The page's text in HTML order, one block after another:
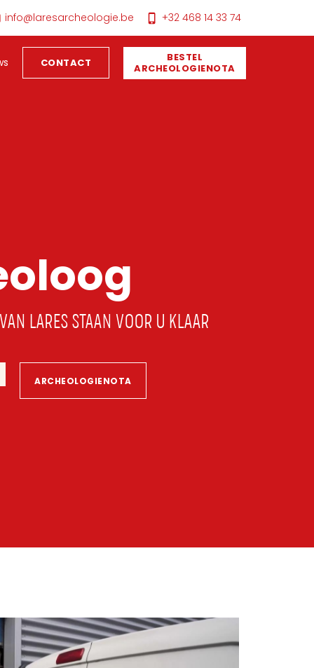
info@laresarcheologie.be +32 468 14 33 74
CONTACT
BESTEL
ARCHEOLOGIENOTA
LARES STAAN VOOR U KLAAR
ARCHEOLOGIENOTA
MODAL TRIGGER